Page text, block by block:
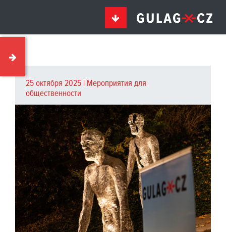
25 октября 2025 | Мероприятия для
общественности